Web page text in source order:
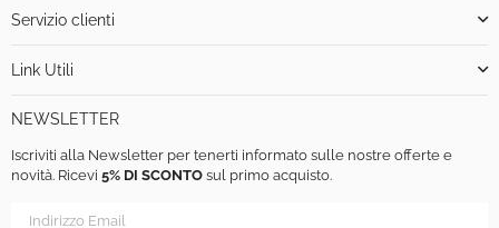
Servizio clienti
Link Utili
NEWSLETTER
Iscriviti alla Newsletter per tenerti informato sulle nostre offerte e
novità. Ricevi 5% DI SCONTO sul primo acquisto.